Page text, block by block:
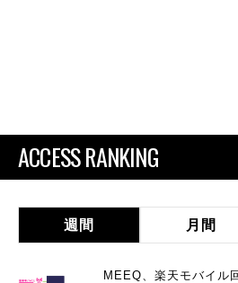
ACCESS RANKING
週間 月間
MEEQ、楽天モバイル